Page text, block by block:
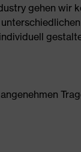
gehen wir